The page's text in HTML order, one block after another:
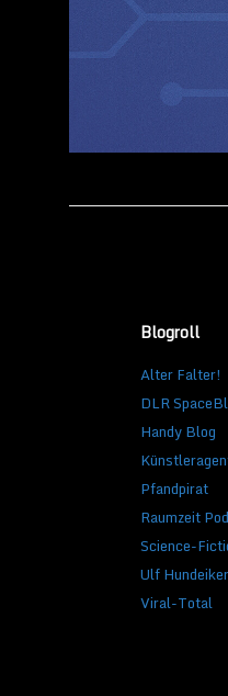
Blogroll
Alter Falter!
DLR
Handy Blog
Pfandpirat
Raumzeit
Science-
Ulf Hundeiker
Viral-Total